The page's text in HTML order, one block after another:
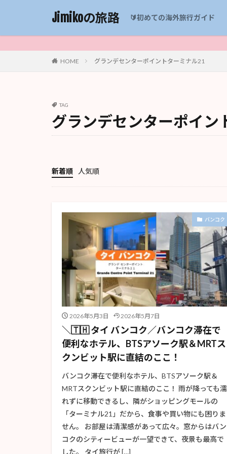
Jimikoの旅路 🔰初めての海外旅行ガイド
HOME グランデセンターポイントターミナル21
TAG
グランデセンターポイン
新着順 人気順
バンコク
2026年5月3日 2026年5月7日
＼🇹🇭 タイ バンコク／バンコク滞在で
便利なホテル、BTSアソーク駅＆MRTス
クンビット駅に直結のここ！
バンコク滞在で便利なホテル、BTSアソーク駅＆
MRTスクンビット駅に直結のここ！ 雨が降っても濡
れずに移動できるし、隣がショッピングモールの
「ターミナル21」だから、食事や買い物にも困りま
せん。 お部屋は清潔感があって広々。窓からはバン
コクのシティービューが一望できて、夜景も最高で
した。 タイ旅行が […]